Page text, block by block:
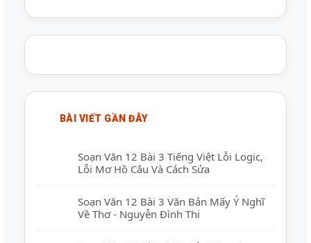
BÀI VIẾT GẦN ĐÂY
Soạn Văn 12 Bài 3 Tiếng Việt Lỗi Logic,
Lỗi Mơ Hồ Câu Và Cách Sửa
Soạn Văn 12 Bài 3 Văn Bản Mấy Ý Nghĩ
Về Thơ - Nguyễn Đình Thi